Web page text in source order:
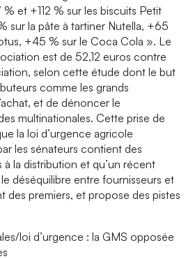
et +112 % sur les biscuits Petit
sur la pâte à tartiner Nutella, +65
+45 % sur le Coca Cola ». Le
est de 52,12 euros contre
selon cette étude dont le but
comme les grands
et de dénoncer le
multinationales. Cette prise de
la loi d’urgence agricole
les sénateurs contient des
la distribution et qu’un récent
déséquilibre entre fournisseurs et
des premiers, et propose des pistes
loi d’urgence : la GMS opposée